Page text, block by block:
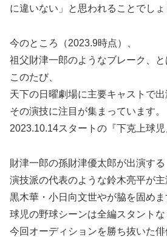
に違いない」と思われることでしょ
今のところ（2023.9時点）、
祖父財津一郎のようなブレーク、と
このたび、
天下の日曜劇場に主要キャストで出
その演技に注目が集まっています。
2023.10.14スタートの『下克上球児
財津一郎の孫財津優太郎が出演する
演技派の代表のような鈴木亮平が主
黒木華・小日向文世やが脇を固めま
球児の野球シーンは全編スタントな
今回オーディションを勝ち抜いた